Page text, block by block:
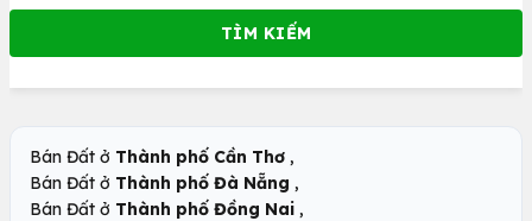
Bán Đất ở Thành phố Cần Thơ ,
Bán Đất ở Thành phố Đà Nẵng ,
Bán Đất ở Thành phố Đồng Nai ,